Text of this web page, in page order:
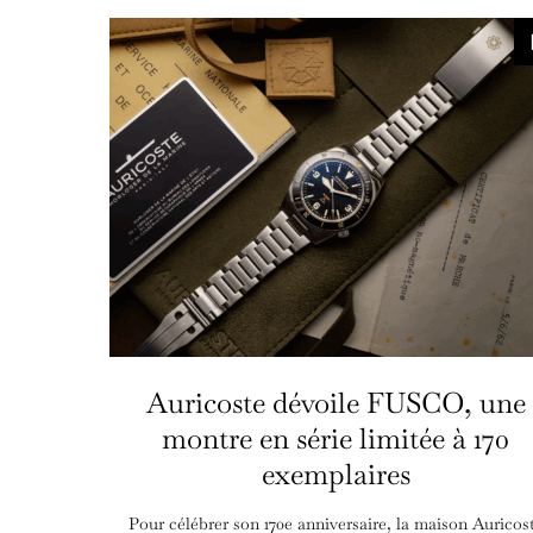
Auricoste dévoile FUSCO, une
montre en série limitée à 170
exemplaires
Pour célébrer son 170e anniversaire, la maison